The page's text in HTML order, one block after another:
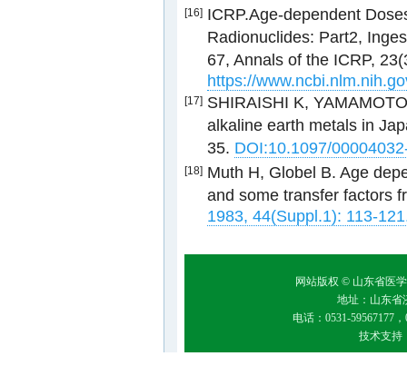
[16] ICRP.Age-dependent
Radionuclides: Part2,
67, Annals of the ICRP,
https://
[17] SHIRAISHI K,
alkaline earth metals in
35. DOI:10.1097/
[18] Muth H, Globel B. Age
and some transfer factors
1983, 44(Suppl.1): 113-